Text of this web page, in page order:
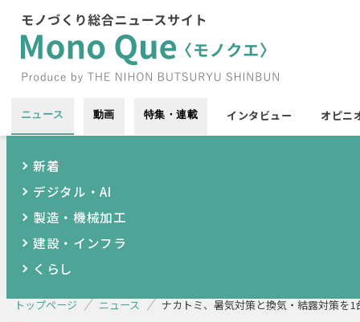
ニュース 動画 特集・連載 インタビュー オピニ
新着
デジタル・AI
製造・機械加工
建設・インフラ
くらし
トップページ ニュース ナカトミ、暑気対策と換気・結露対策を1